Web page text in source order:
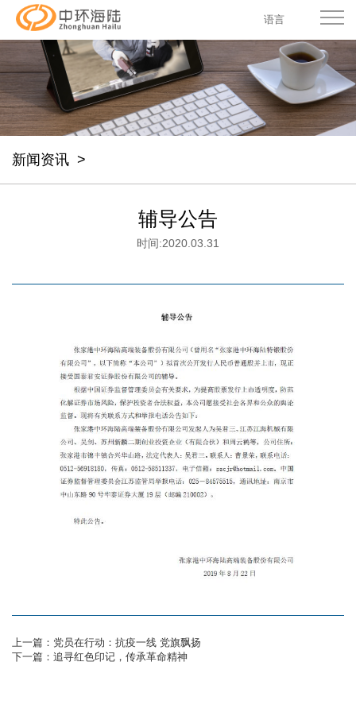
语言
新闻资讯 >
辅导公告
时间:2020.03.31
上一篇：党员在行动：抗疫一线 党旗飘扬
下一篇：追寻红色印记，传承革命精神